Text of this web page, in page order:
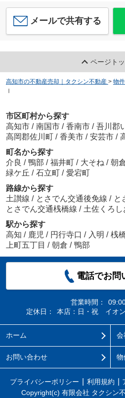
メールで共有する
ページト
高知市の不動産売却｜タクシン不動産 > 物
Ⅰ
市区町村から探す
高知市 / 南国市 / 香南市 / 吾川郡
高岡郡佐川町 / 香美市 / 安芸市 /
町名から探す
介良 / 鴨部 / 福井町 / 大そね / 朝
緑ケ丘 / 石立町 / 愛宕町
路線から探す
土讃線 / とさでん交通後免線 / と
とさでん交通桟橋線 / 土佐くろ
駅から探す
高知 / 鹿児 / 円行寺口 / 入明 / 桟
上町五丁目 / 朝倉 / 鴨部
電話でお問
営業時間：
定休日：
本店：日・祝 イオ
ホーム 会
お問い合わせ 物
プライバシーポリシー 利用規約
Copyright(c) 有限会社 タクシン